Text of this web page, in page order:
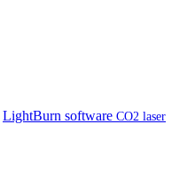
LightBurn software CO2 laser